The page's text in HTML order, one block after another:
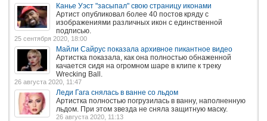
Канье Уэст "засыпал" свою страницу иконами
Артист опубликовал более 40 постов кряду с
изображениями различных икон с единственной
подписью.
25 сентября 2020, 18:00
Майли Сайрус показала архивное пикантное видео
Артистка показала, как она полностью обнаженной
качается сидя на огромном шаре в клипе к треку
Wrecking Ball.
26 августа 2020, 11:47
Леди Гага снялась в ванне со льдом
Артистка полностью погрузилась в ванну, наполненную
льдом. При этом звезда не сняла защитную маску.
26 августа 2020, 11:13